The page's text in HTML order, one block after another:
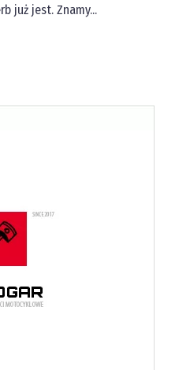
już jest. Znamy...